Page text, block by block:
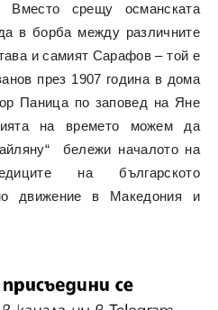
Вместо срещу османската
в борба между различните
и самият Сарафов – той е
през 1907 година в дома
Паница по заповед на Яне
на времето можем да
бележи началото на
на българското
движение в Македония и